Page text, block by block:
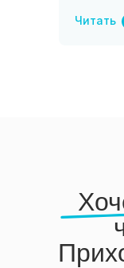
Читать